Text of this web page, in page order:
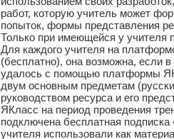
работ, которую учитель может
попыток, формы представления
Только при имеющейся у учителя
Для каждого учителя на
(бесплатно), она возможна, если
удалось с помощью платформы
двум основным предметам
руководством ресурса и его
ЯКласс на период проведения
подключена бесплатная
учителя использовали как